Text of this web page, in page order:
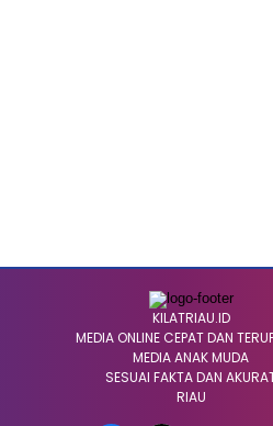
KILATRIAU.ID
MEDIA ONLINE CEPAT DAN
MEDIA ANAK MUDA
SESUAI FAKTA DAN
RIAU